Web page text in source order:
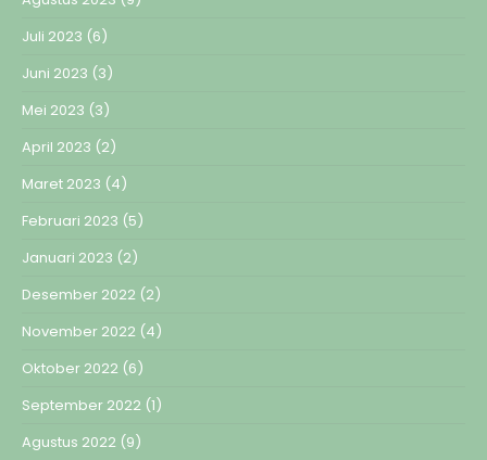
Juli 2023 (6)
Juni 2023 (3)
Mei 2023 (3)
April 2023 (2)
Maret 2023 (4)
Februari 2023 (5)
Januari 2023 (2)
Desember 2022 (2)
November 2022 (4)
Oktober 2022 (6)
September 2022 (1)
Agustus 2022 (9)